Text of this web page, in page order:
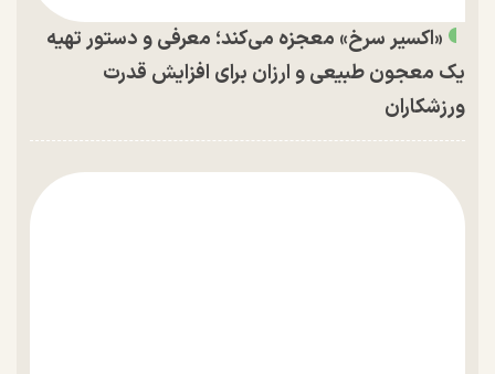
«اکسیر سرخ» معجزه می‌کند؛ معرفی و دستور تهیه
یک معجون طبیعی و ارزان برای افزایش قدرت
ورزشکاران